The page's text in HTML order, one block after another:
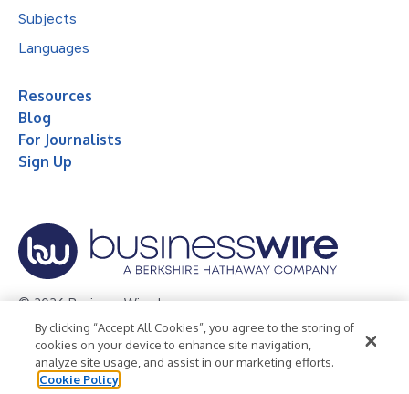
Subjects
Languages
Resources
Blog
For Journalists
Sign Up
© 2026 Business Wire, Inc.
Privacy Policy Cookie Policy
Accessibility Statement
Terms of Use
Legal
By clicking “Accept All Cookies”, you agree to the storing of
cookies on your device to enhance site navigation,
analyze site usage, and assist in our marketing efforts.
Cookie Policy